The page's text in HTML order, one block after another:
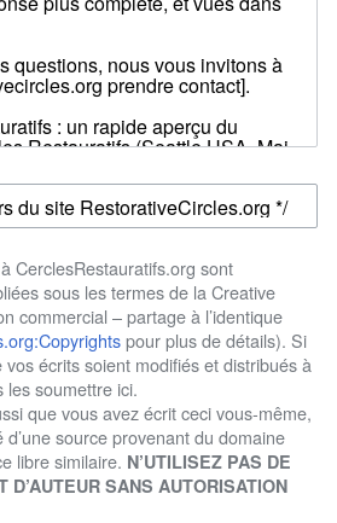
CerclesRestauratifs.org sont
sous les termes de la Creative
commercial – partage à l’identique
pour plus de détails). Si
écrits soient modifiés et distribués à
les soumettre ici.
que vous avez écrit ceci vous-même,
d’une source provenant du domaine
libre similaire. N’UTILISEZ PAS DE
D’AUTEUR SANS AUTORISATION